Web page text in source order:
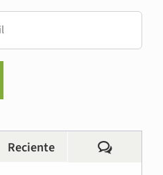
Reciente